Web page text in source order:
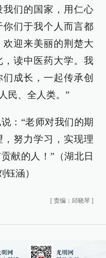
们的国家，用仁心
们于我个人而言都
迎来美丽的荆楚大
读中医药大学。我
成长，一起传承创
民、全人类。”
：“老师对我们的期
努力学习，实现理
献的人！”（湖北日
涵）
[ 责编：邱晓琴 ]